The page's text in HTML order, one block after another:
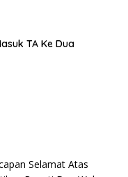
TA Ke Dua